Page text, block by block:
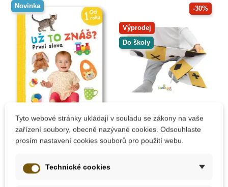
Novinka
Už to znáš? První
slova
-30%
Výprodej
Do školy
MyMoo - Leporelo -
žluté
Tyto webové stránky ukládají v souladu se zákony na vaše
zařízení soubory, obecně nazývané cookies. Odsouhlaste
prosím nastavení cookies souborů pro použití webu.
Technické cookies